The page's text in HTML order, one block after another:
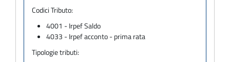
Codici Tributo:
4001 - Irpef Saldo
4033 - Irpef acconto - prima rata
Tipologie tributi: